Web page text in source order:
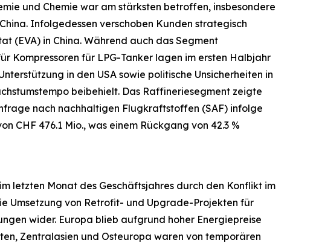
und Chemie war am stärksten betroffen, insbesondere
Infolgedessen verschoben Kunden strategisch
(EVA) in China. Während auch das Segment
Kompressoren für LPG-Tanker lagen im ersten Halbjahr
in den USA sowie politische Unsicherheiten in
beibehielt. Das Raffineriesegment zeigte
nach nachhaltigen Flugkraftstoffen (SAF) infolge
476.1 Mio., was einem Rückgang von 42.3 %
letzten Monat des Geschäftsjahres durch den Konflikt im
Umsetzung von Retrofit- und Upgrade-Projekten für
wider. Europa blieb aufgrund hoher Energiepreise
Zentralasien und Osteuropa waren von temporären